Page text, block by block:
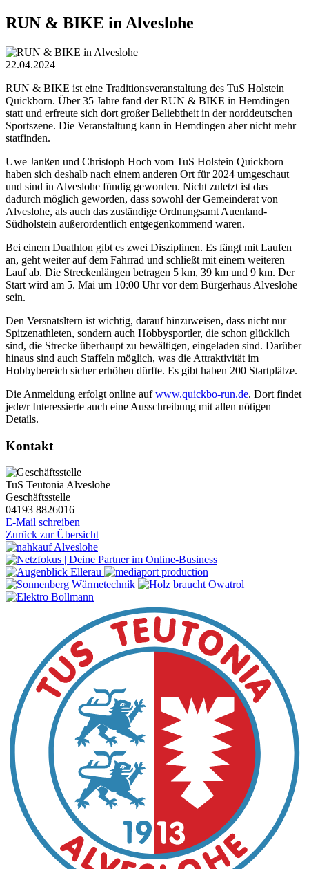
RUN & BIKE in Alveslohe
22.04.2024
RUN & BIKE ist eine Traditionsveranstaltung des TuS Holstein
Quickborn. Über 35 Jahre fand der RUN & BIKE in Hemdingen
statt und erfreute sich dort großer Beliebtheit in der norddeutschen
Sportszene. Die Veranstaltung kann in Hemdingen aber nicht mehr
statfinden.
Uwe Janßen und Christoph Hoch vom TuS Holstein Quickborn
haben sich deshalb nach einem anderen Ort für 2024 umgeschaut
und sind in Alveslohe fündig geworden. Nicht zuletzt ist das
dadurch möglich geworden, dass sowohl der Gemeinderat von
Alveslohe, als auch das zuständige Ordnungsamt Auenland-
Südholstein außerordentlich entgegenkommend waren.
Bei einem Duathlon gibt es zwei Disziplinen. Es fängt mit Laufen
an, geht weiter auf dem Fahrrad und schließt mit einem weiteren
Lauf ab. Die Streckenlängen betragen 5 km, 39 km und 9 km. Der
Start wird am 5. Mai um 10:00 Uhr vor dem Bürgerhaus Alveslohe
sein.
Den Versnatsltern ist wichtig, darauf hinzuweisen, dass nicht nur
Spitzenathleten, sondern auch Hobbysportler, die schon glücklich
sind, die Strecke überhaupt zu bewältigen, eingeladen sind. Darüber
hinaus sind auch Staffeln möglich, was die Attraktivität im
Hobbybereich sicher erhöhen dürfte. Es gibt haben 200 Startplätze.
Die Anmeldung erfolgt online aufwww.quickbo-run.de. Dort findet
jede/r Interessierte auch eine Ausschreibung mit allen nötigen
Details.
Kontakt
TuS Teutonia Alveslohe
Geschäftsstelle
04193 8826016
E-Mail schreiben
Zurück zur Übersicht